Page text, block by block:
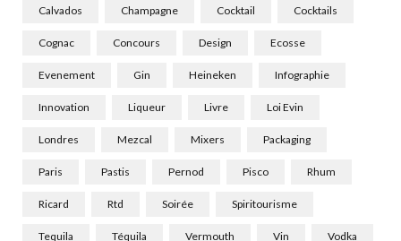
Calvados Champagne Cocktail Cocktails
Cognac Concours Design Ecosse
Evenement Gin Heineken Infographie
Innovation Liqueur Livre Loi Evin
Londres Mezcal Mixers Packaging
Paris Pastis Pernod Pisco Rhum
Ricard Rtd Soirée Spiritourisme
Tequila Téquila Vermouth Vin Vodka